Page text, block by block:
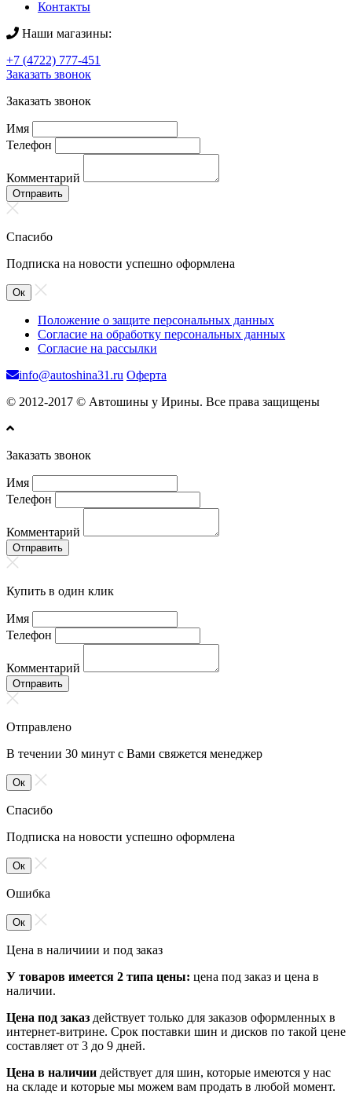
Контакты
Наши магазины:
+7 (4722) 777-451
Заказать звонок
Заказать звонок
Имя
Телефон
Комментарий
Отправить
Спасибо
Подписка на новости успешно оформлена
Ок
Положение о защите персональных данных
Согласие на обработку персональных данных
Согласие на рассылки
info@autoshina31.ru Оферта
© 2012-2017 © Автошины у Ирины. Все права защищены
Заказать звонок
Имя
Телефон
Комментарий
Отправить
Купить в один клик
Имя
Телефон
Комментарий
Отправить
Отправлено
В течении 30 минут с Вами свяжется менеджер
Ок
Спасибо
Подписка на новости успешно оформлена
Ок
Ошибка
Ок
Цена в наличиии и под заказ
У товаров имеется 2 типа цены: цена под заказ и цена в
наличии.
Цена под заказ действует только для заказов оформленных в
интернет-витрине. Срок поставки шин и дисков по такой цене
составляет от 3 до 9 дней.
Цена в наличии действует для шин, которые имеются у нас
на складе и которые мы можем вам продать в любой момент.